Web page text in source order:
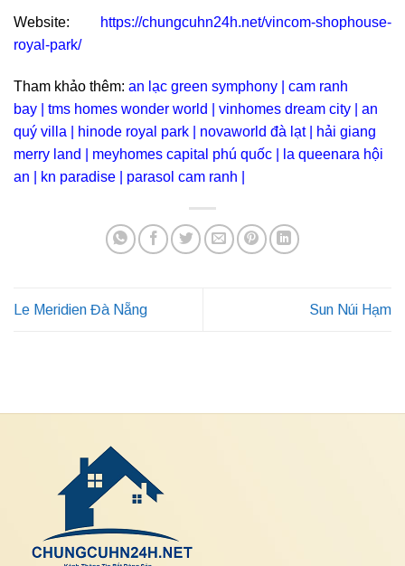
Website:
https://chungcuhn24h.net/vincom-shophouse-
royal-park/
Tham khảo thêm: an lạc green symphony
cam ranh
bay
tms homes wonder world vinhomes dream city
an
quý villa
hinode royal park novaworld đà lạt|
hải giang
merry land
meyhomes capital phú quốc
la queenara hội
an
kn paradise parasol cam ranh
Le Meridien Đà Nẵng Sun Núi Hạm